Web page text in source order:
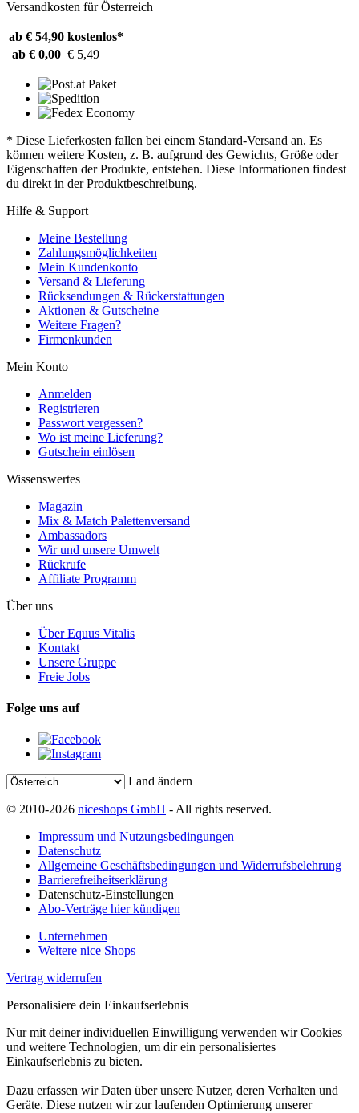
Versandkosten für Österreich
ab € 54,90 kostenlos*
ab € 0,00 € 5,49
* Diese Lieferkosten fallen bei einem Standard-Versand an. Es
können weitere Kosten, z. B. aufgrund des Gewichts, Größe oder
Eigenschaften der Produkte, entstehen. Diese Informationen findest
du direkt in der Produktbeschreibung.
Hilfe & Support
Meine Bestellung
Zahlungsmöglichkeiten
Mein Kundenkonto
Versand & Lieferung
Rücksendungen & Rückerstattungen
Aktionen & Gutscheine
Weitere Fragen?
Firmenkunden
Mein Konto
Anmelden
Registrieren
Passwort vergessen?
Wo ist meine Lieferung?
Gutschein einlösen
Wissenswertes
Magazin
Mix & Match Palettenversand
Ambassadors
Wir und unsere Umwelt
Rückrufe
Affiliate Programm
Über uns
Über Equus Vitalis
Kontakt
Unsere Gruppe
Freie Jobs
Folge uns auf
Land ändern
© 2010-2026 niceshops GmbH - All rights reserved.
Impressum und Nutzungsbedingungen
Datenschutz
Allgemeine Geschäftsbedingungen und Widerrufsbelehrung
Barrierefreiheitserklärung
Datenschutz-Einstellungen
Abo-Verträge hier kündigen
Unternehmen
Weitere nice Shops
Vertrag widerrufen
Personalisiere dein Einkaufserlebnis
Nur mit deiner individuellen Einwilligung verwenden wir Cookies
und weitere Technologien, um dir ein personalisiertes
Einkaufserlebnis zu bieten.
Dazu erfassen wir Daten über unsere Nutzer, deren Verhalten und
Geräte. Diese nutzen wir zur laufenden Optimierung unserer